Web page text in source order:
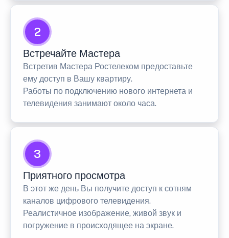
2
Встречайте Мастера
Встретив Мастера Ростелеком предоставьте
ему доступ в Вашу квартиру.
Работы по подключению нового интернета и
телевидения занимают около часа.
3
Приятного просмотра
В этот же день Вы получите доступ к сотням
каналов цифрового телевидения.
Реалистичное изображение, живой звук и
погружение в происходящее на экране.